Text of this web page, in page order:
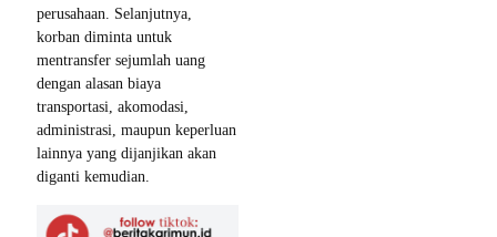
perusahaan. Selanjutnya,
korban diminta untuk
mentransfer sejumlah uang
dengan alasan biaya
transportasi, akomodasi,
administrasi, maupun keperluan
lainnya yang dijanjikan akan
diganti kemudian.